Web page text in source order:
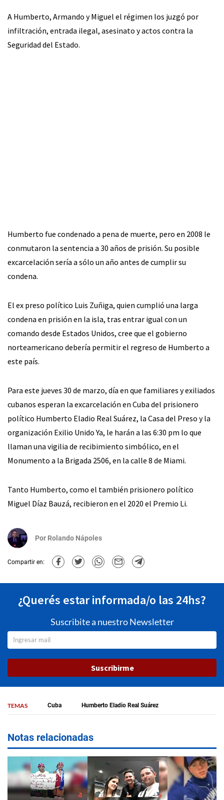
A Humberto, Armando y Miguel el régimen los juzgó por
infiltración, entrada ilegal, asesinato y actos contra la
Seguridad del Estado.
Humberto fue condenado a pena de muerte, pero en 2008 le
conmutaron la sentencia a 30 años de prisión. Su posible
excarcelación sería a sólo un año antes de cumplir su
condena.
El ex preso político Luis Zuñiga, quien cumplió una larga
condena en prisión en la isla, tras entrar igual con un
comando desde Estados Unidos, cree que el gobierno
norteamericano debería permitir el regreso de Humberto a
este país.
Para este jueves 30 de marzo, día en que familiares y exiliados
cubanos esperan la excarcelación en Cuba del prisionero
político Humberto Eladio Real Suárez, la Casa del Preso y la
organización Exilio Unido Ya, le harán a las 6:30 pm lo que
llaman una vigilia de recibimiento simbólico, en el
Monumento a la Brigada 2506, en la calle 8 de Miami.
Tanto Humberto, como el también prisionero político
Miguel Díaz Bauzá, recibieron en el 2020 el Premio Li.
Por Rolando Nápoles
Compartir en:
¿Querés estar informada/o las 24hs?
Suscribite a nuestro Newsletter
Suscribirme
TEMAS Cuba Humberto Eladio Real Suárez
Notas relacionadas